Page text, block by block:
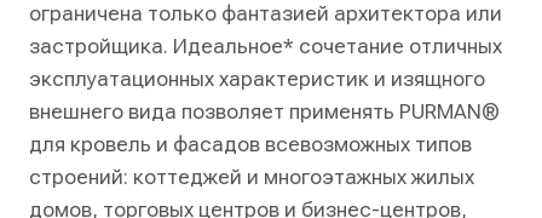
ограничена только фантазией архитектора или
застройщика. Идеальное* сочетание отличных
эксплуатационных характеристик и изящного
внешнего вида позволяет применять PURMAN®
для кровель и фасадов всевозможных типов
строений: коттеджей и многоэтажных жилых
домов, торговых центров и бизнес-центров,